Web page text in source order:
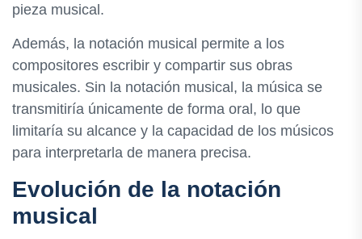
pieza musical.
Además, la notación musical permite a los
compositores escribir y compartir sus obras
musicales. Sin la notación musical, la música se
transmitiría únicamente de forma oral, lo que
limitaría su alcance y la capacidad de los músicos
para interpretarla de manera precisa.
Evolución de la notación
musical